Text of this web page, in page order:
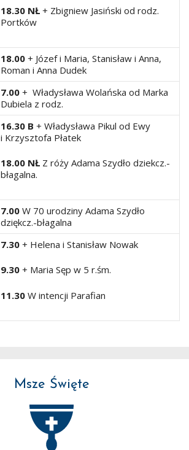
18.30 NŁ + Zbigniew Jasiński od rodz.
Portków
18.00 + Józef i Maria, Stanisław i Anna,
Roman i Anna Dudek
7.00 + Władysława Wolańska od Marka
Dubiela z rodz.
16.30 B + Władysława Pikul od Ewy
i Krzysztofa Płatek
18.00 NŁ Z róży Adama Szydło dziekcz.-
błagalna.
7.00 W 70 urodziny Adama Szydło
dziękcz.-błagalna
7.30 + Helena i Stanisław Nowak
9.30 + Maria Sęp w 5 r.śm.
11.30 W intencji Parafian
Msze Święte